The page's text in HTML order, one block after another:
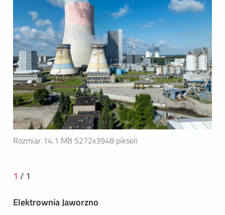
Rozmiar 14,1 MB 5272x3948 pikseli
1 / 1
Elektrownia Jaworzno